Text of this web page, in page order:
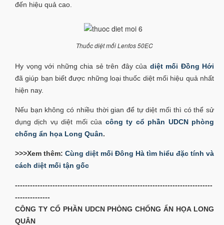
đến hiệu quả cao.
Thuốc diệt mối Lenfos 50EC
Hy vọng với những chia sẻ trên đây của diệt mối Đồng Hới
đã giúp bạn biết được những loại thuốc diệt mối hiệu quả nhất
hiện nay.
Nếu bạn không có nhiều thời gian để tự diệt mối thì có thể sử
dụng dịch vụ diệt mối của công ty cổ phần UDCN phòng
chống ẩn họa Long Quân.
>>>Xem thêm: Cùng diệt mối Đông Hà tìm hiểu đặc tính và
cách diệt mối tận gốc
-------------------------------------------------------------------------------
--------------
CÔNG TY CỔ PHẦN UDCN PHÒNG CHỐNG ẨN HỌA LONG
QUÂN